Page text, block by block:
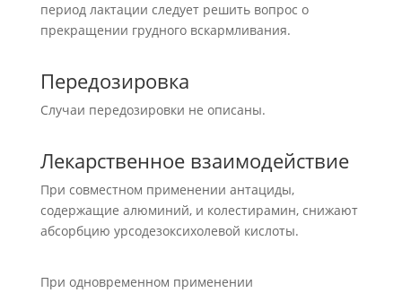
период лактации следует решить вопрос о
прекращении грудного вскармливания.
Передозировка
Случаи передозировки не описаны.
Лекарственное взаимодействие
При совместном применении антациды,
содержащие алюминий, и колестирамин, снижают
абсорбцию урсодезоксихолевой кислоты.
При одновременном применении